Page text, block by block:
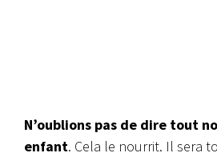
N’oublions pas de dire tout
enfant. Cela le nourrit. Il sera